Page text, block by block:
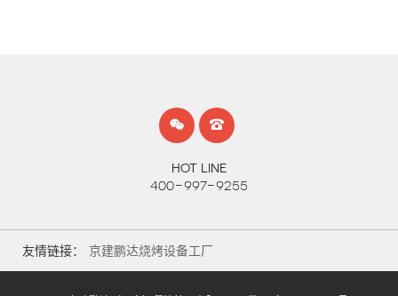
HOT LINE
400-997-9255
友情链接： 京建鹏达烧烤设备工厂